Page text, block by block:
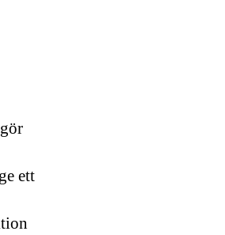
ett